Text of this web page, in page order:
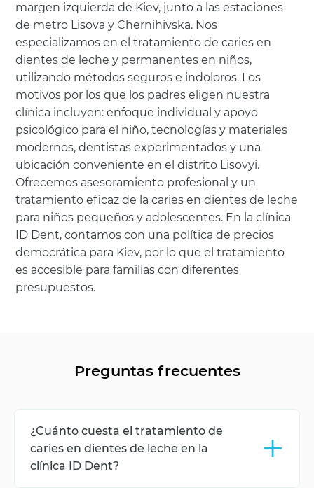
margen izquierda de Kiev, junto a las estaciones
de metro Lisova y Chernihivska. Nos
especializamos en el tratamiento de caries en
dientes de leche y permanentes en niños,
utilizando métodos seguros e indoloros. Los
motivos por los que los padres eligen nuestra
clínica incluyen: enfoque individual y apoyo
psicológico para el niño, tecnologías y materiales
modernos, dentistas experimentados y una
ubicación conveniente en el distrito Lisovyi.
Ofrecemos asesoramiento profesional y un
tratamiento eficaz de la caries en dientes de leche
para niños pequeños y adolescentes. En la clínica
ID Dent, contamos con una política de precios
democrática para Kiev, por lo que el tratamiento
es accesible para familias con diferentes
presupuestos.
Preguntas frecuentes
¿Cuánto cuesta el tratamiento de
caries en dientes de leche en la
clínica ID Dent?
+